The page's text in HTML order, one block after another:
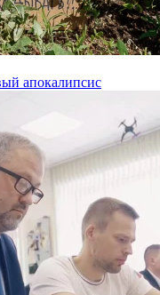
апокалипсис